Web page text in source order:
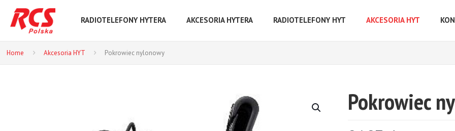
RADIOTELEFONY HYTERA AKCESORIA HYTERA RADIOTELEFONY HYT AKCESORIA HYT
Home Akcesoria HYT Pokrowiec nylonowy
Pokrowiec